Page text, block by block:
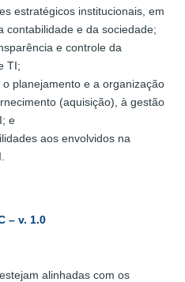
estratégicos institucionais, em
contabilidade e da sociedade;
e controle da
TI;
planejamento e a organização
(aquisição), à gestão
e
aos envolvidos na
– v. 1.0
alinhadas com os